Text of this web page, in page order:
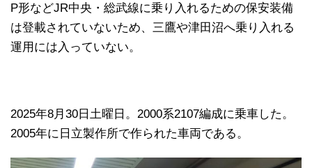
P形などJR中央・総武線に乗り入れるための保安装備
は登載されていないため、三鷹や津田沼へ乗り入れる
運用には入っていない。
2025年8月30日土曜日。2000系2107編成に乗車した。
2005年に日立製作所で作られた車両である。